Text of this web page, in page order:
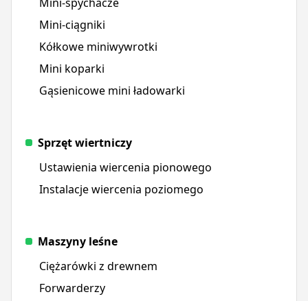
Mini-ciągniki
Kółkowe miniwywrotki
Mini koparki
Gąsienicowe mini ładowarki
Sprzęt wiertniczy
Ustawienia wiercenia pionowego
Instalacje wiercenia poziomego
Maszyny leśne
Ciężarówki z drewnem
Forwarderzy